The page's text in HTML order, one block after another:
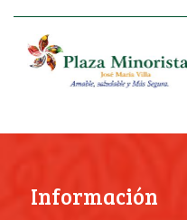
Información